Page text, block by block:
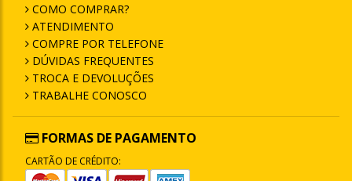
COMO COMPRAR?
ATENDIMENTO
COMPRE POR TELEFONE
DÚVIDAS FREQUENTES
TROCA E DEVOLUÇÕES
TRABALHE CONOSCO
FORMAS DE PAGAMENTO
CARTÃO DE CRÉDITO: